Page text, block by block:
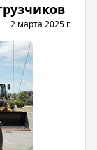
2 марта 2025 г.